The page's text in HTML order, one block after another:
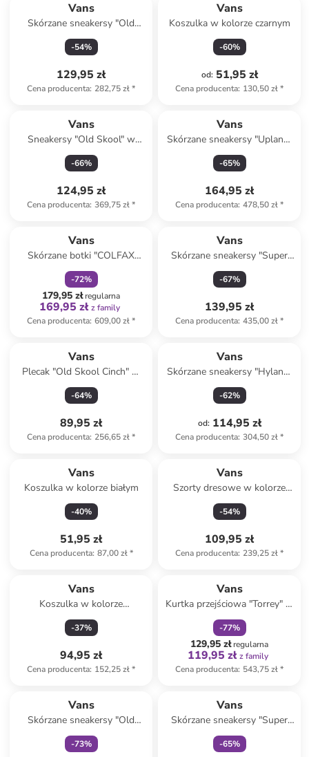
Vans
Skórzane sneakersy "Old
Skool" w kolorze
jasnoróżowo-fioletowym
-54%
129,95 zł
Cena producenta: 282,75 zł*
Vans
Koszulka w kolorze czarnym
-60%
od: 51,95 zł
Cena producenta: 130,50 zł*
Vans
Sneakersy "Old Skool" w
kolorze szarym
-66%
124,95 zł
Cena producenta: 369,75 zł*
Vans
Skórzane sneakersy "Upland"
w kolorze zielonym
-65%
164,95 zł
Cena producenta: 478,50 zł*
Vans
Skórzane botki "COLFAX
MTE-1" w kolorze czarnym
-72%
179,95 złregularna
169,95 zł z family
Cena producenta: 609,00 zł*
Vans
Skórzane sneakersy "Super
Lowpro" w kolorze błękitnym
-67%
139,95 zł
Cena producenta: 435,00 zł*
Vans
Plecak "Old Skool Cinch" w
kolorze czarnym - 33 x 51 x
15 cm
-64%
89,95 zł
Cena producenta: 256,65 zł*
Vans
Skórzane sneakersy "Hylane"
w kolorze khaki
-62%
od: 114,95 zł
Cena producenta: 304,50 zł*
Vans
Koszulka w kolorze białym
-40%
51,95 zł
Cena producenta: 87,00 zł*
Vans
Szorty dresowe w kolorze
czarnym
-54%
109,95 zł
Cena producenta: 239,25 zł*
Vans
Koszulka w kolorze
jasnobrązowym
-37%
94,95 zł
Cena producenta: 152,25 zł*
Vans
Kurtka przejściowa "Torrey" w
kolorze khaki
-77%
129,95 złregularna
119,95 zł z family
Cena producenta: 543,75 zł*
Vans
Skórzane sneakersy "Old
Skool" w kolorze srebrnym
-73%
Vans
Skórzane sneakersy "Super
Lowpro" w kolorze beżowym
-65%